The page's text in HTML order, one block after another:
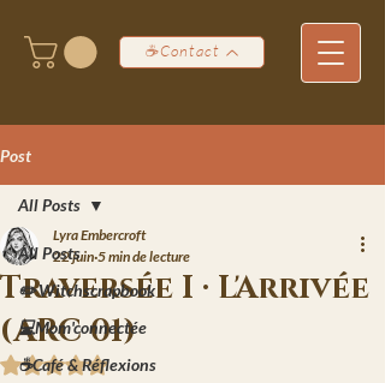
☕Contact
Post
All Posts
✏️ Witchscrapbook
💻Mom'connectée
☕Café & Réflexions
All Posts
Traversée I · L'Arrivée
(ARC 01)
Lyra Embercroft
22 juin 5 min de lecture
Noté NaN étoiles sur 5.